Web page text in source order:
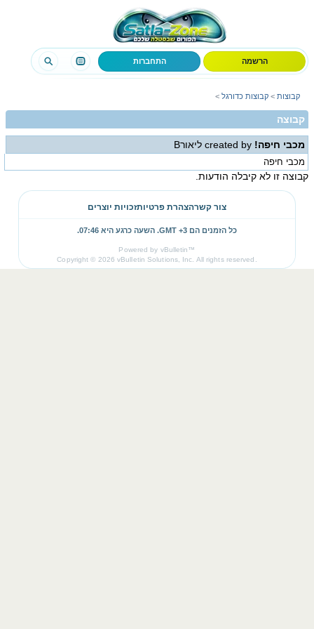
הרשמה התחברות
קבוצות > קבוצות כדורגל >
קבוצה
מכבי חיפה!
מכבי חיפה
קבוצה זו לא קיבלה הודעות.
צור קשרהצהרת פרטיותזכויות יוצרים
כל הזמנים הם GMT +3. השעה כרגע היא 07:46
.
Powered by vBulletin™
Copyright © 2026 vBulletin Solutions, Inc. All rights reserved.